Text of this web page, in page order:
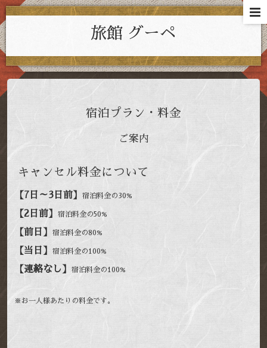
旅館 グーペ
宿泊プラン・料金
ご案内
キャンセル料金について
【7日～3日前】 宿泊料金の30%
【2日前】 宿泊料金の50%
【前日】 宿泊料金の80%
【当日】 宿泊料金の100%
【連絡なし】 宿泊料金の100%
※お一人様あたりの料金です。